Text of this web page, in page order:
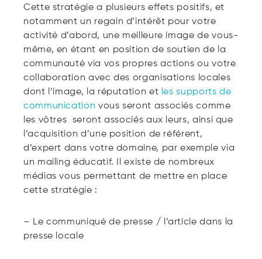
Cette stratégie a plusieurs effets positifs, et
notamment un regain d’intérêt pour votre
activité d’abord, une meilleure image de vous-
même, en étant en position de soutien de la
communauté via vos propres actions ou votre
collaboration avec des organisations locales
dont l’image, la réputation et les supports de
communication vous seront associés comme
les vôtres seront associés aux leurs, ainsi que
l’acquisition d’une position de référent,
d’expert dans votre domaine, par exemple via
un mailing éducatif. Il existe de nombreux
médias vous permettant de mettre en place
cette stratégie :
– Le communiqué de presse / l’article dans la
presse locale